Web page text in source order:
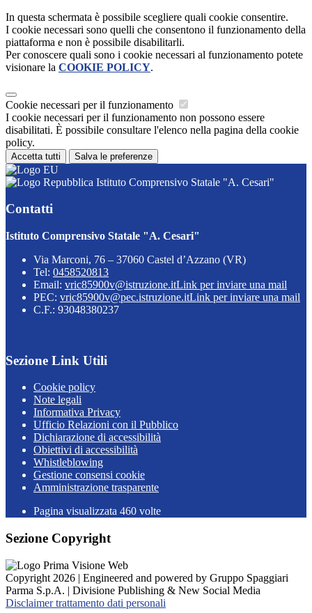
In questa schermata è possibile scegliere quali cookie consentire.
I cookie necessari sono quelli che consentono il funzionamento della
piattaforma e non è possibile disabilitarli.
Per conoscere quali sono i cookie necessari al funzionamento potete
visionare la COOKIE POLICY.
Cookie necessari per il funzionamento
I cookie necessari per il funzionamento non possono essere
disabilitati. È possibile consultare l'elenco nella pagina della cookie
policy.
Accetta tutti Salva le preferenze
Istituto Comprensivo Statale "A. Cesari"
Contatti
Istituto Comprensivo Statale "A. Cesari"
Via Marconi, 76 – 37060 Castel d’Azzano (VR)
Tel: 0458520813
Email: vric85900v@istruzione.itLink per inviare una mail
PEC: vric85900v@pec.istruzione.itLink per inviare una mail
C.F.: 93048380237
Sezione Link Utili
Cookie policy
Note legali
Informativa Privacy
Ufficio Relazioni con il Pubblico
Dichiarazione di accessibilità
Obiettivi di accessibilità
Whistleblowing
Gestione consensi cookie
Amministrazione trasparente
Pagina visualizzata 460 volte
Sezione Copyright
Copyright 2026 | Engineered and powered by Gruppo Spaggiari
Parma S.p.A. | Divisione Publishing & New Social Media
Disclaimer trattamento dati personali